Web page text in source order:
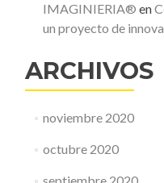
IMAGINIERIA® en
un proyecto de
ARCHIVOS
noviembre 2020
octubre 2020